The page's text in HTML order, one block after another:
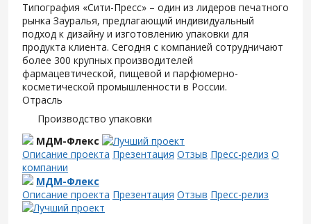
Типография «Сити-Пресс» – один из лидеров печатного
рынка Зауралья, предлагающий индивидуальный
подход к дизайну и изготовлению упаковки для
продукта клиента. Сегодня с компанией сотрудничают
более 300 крупных производителей
фармацевтической, пищевой и парфюмерно-
косметической промышленности в России.
Отрасль
Производство упаковки
МДМ-Флекс
Описание проекта Презентация Отзыв Пресс-релиз О
компании
МДМ-Флекс
Описание проекта Презентация Отзыв Пресс-релиз